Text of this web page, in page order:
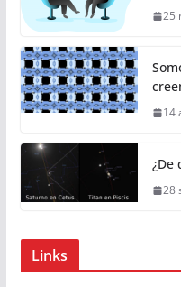
25
14
¿De
28
Links